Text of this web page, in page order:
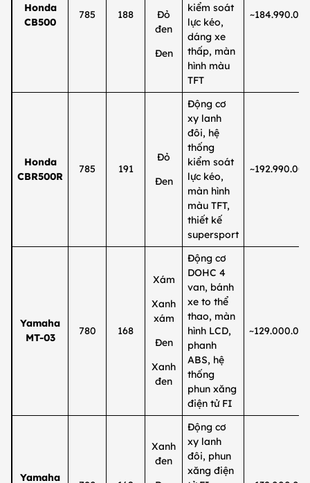
Honda
CB500
785 188
Đỏ
đen
Đen
kiểm soát
lực kéo,
dáng xe
thấp, màn
hình màu
TFT
Honda
CBR500R
785 191
Đỏ
Đen
Động cơ
xy lanh
đôi, hệ
thống
kiểm soát
lực kéo,
màn hình
màu TFT,
thiết kế
supersport
~192.990.000
Yamaha
MT-03
780 168
Xám
Xanh
xám
Đen
Xanh
đen
Động cơ
DOHC 4
van, bánh
xe to thể
thao, màn
hình LCD,
phanh
ABS, hệ
thống
phun xăng
điện tử FI
Yamaha
Xanh
đen
Động cơ
xy lanh
đôi, phun
xăng điện